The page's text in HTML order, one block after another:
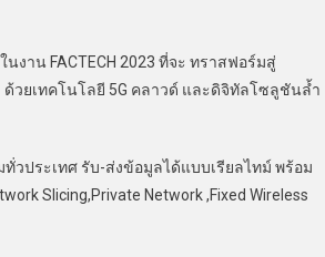
าน FACTECH 2023 ที่จะ ทราสฟอร์มสู่
วยเทคโนโลยี 5G คลาวด์ และดิจิทัลโซลูชันล้ำ
วประเทศ รับ-ส่งข้อมูลได้แบบเรียลไทม์ พร้อม
Slicing,Private Network ,Fixed Wireless